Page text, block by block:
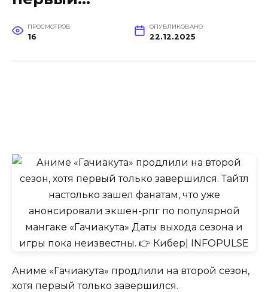
ПРОСМОТРОВ
16
ОПУБЛИКОВАНО
22.12.2025
Аниме «Гачиакута» продлили на второй сезон,
хотя первый только завершился.